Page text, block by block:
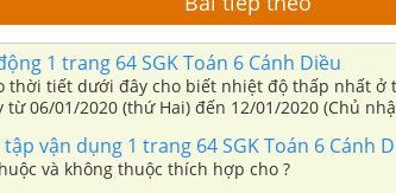
1 trang 64 SGK Toán 6 Cánh Diều
thời tiết dưới đây cho biết nhiệt độ thấp nhất ở
từ 06/01/2020 (thứ Hai) đến 12/01/2020 (Chủ
vận dụng 1 trang 64 SGK Toán 6 Cánh
và không thuộc thích hợp cho ?